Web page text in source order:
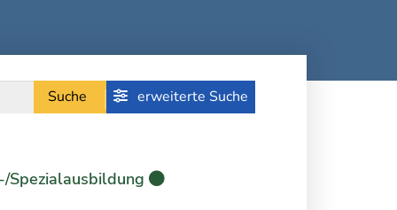
Suche erweiterte Suche
Spezialausbildung